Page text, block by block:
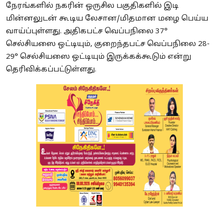
நேரங்களில் நகரின் ஒருசில பகுதிகளில் இடி
மின்னலுடன் கூடிய லேசான/மிதமான மழை பெய்ய
வாய்ப்புள்ளது. அதிகபட்ச வெப்பநிலை 37°
செல்சியஸை ஒட்டியும், குறைந்தபட்ச வெப்பநிலை 28-
29° செல்சியஸை ஒட்டியும் இருக்கக்கூடும் என்று
தெரிவிக்கப்பட்டுள்ளது.